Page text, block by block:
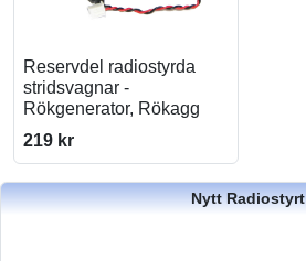
Reservdel radiostyrda
stridsvagnar -
Rökgenerator, Rökagg
219 kr
Nytt Radiostyrt